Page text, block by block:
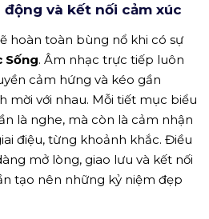
và kết nối cảm xúc
hoàn toàn bùng nổ khi có sự
Sống. Âm nhạc trực tiếp luôn
cảm hứng và kéo gần
mời với nhau. Mỗi tiết mục biểu
là nghe, mà còn là cảm nhận
điệu, từng khoảnh khắc. Điều
mở lòng, giao lưu và kết nối
tạo nên những kỷ niệm đẹp